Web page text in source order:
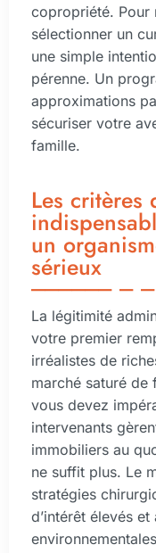
copropriété. Pour
sélectionner un
une simple
pérenne. Un
approximations
sécuriser votre
famille.
Les critères
un
sérieux
La légitimité
votre premier
irréalistes de
marché saturé de
vous devez
intervenants
immobiliers au
ne suffit plus. Le
stratégies
d’intérêt élevés